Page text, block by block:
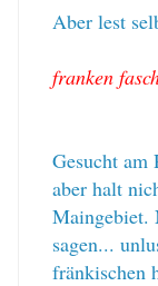
Aber lest
franken
Gesucht am
aber halt
Maingebiet.
sagen...
fränkischen